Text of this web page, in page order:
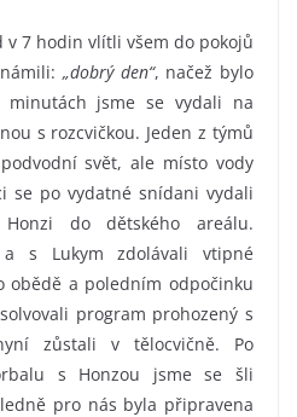
v 7 hodin vlítli všem do pokojů
„dobrý den“, načež bylo
minutách jsme se vydali na
s rozcvičkou. Jeden z týmů
svět, ale místo vody
se po vydatné snídani vydali
do dětského areálu.
s Lukym zdolávali vtipné
obědě a poledním odpočinku
program prohozený s
zůstali v tělocvičně. Po
s Honzou jsme se šli
pro nás byla připravena